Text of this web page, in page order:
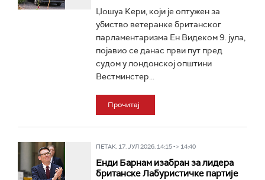
Џошуа Кери, који је оптужен за
убиство ветеранке британског
парламентаризма Ен Видеком 9. јула,
појавио се данас први пут пред
судом у лондонској општини
Вестминстер...
Прочитај
ПЕТАК, 17. ЈУЛ 2026, 14:15 -> 14:40
Енди Барнам изабран за лидера
британске Лабуристичке партије